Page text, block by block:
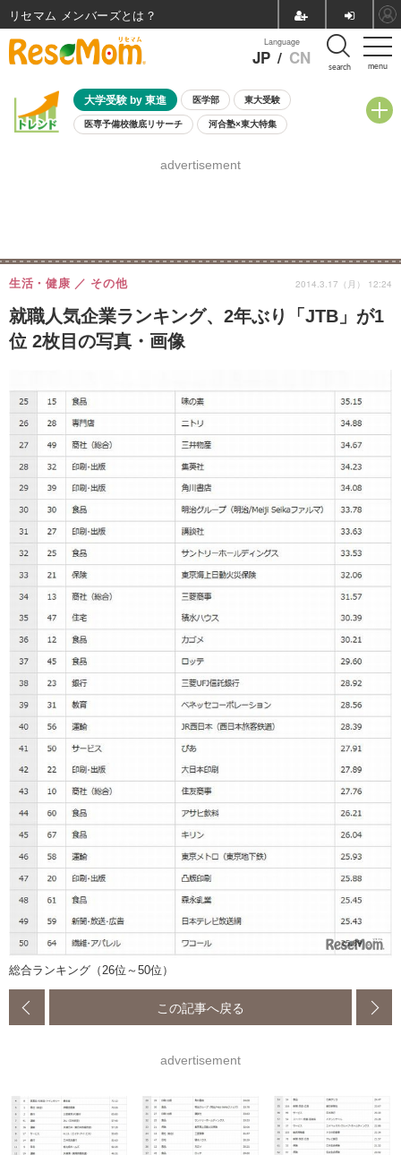
menu
Language
JP / CN search
大学受験 by 東進 医学部 東大受験
医専予備校徹底リサーチ 河合塾×東大特集
8月開催学校説明会・相談会
advertisement
就職人気企業ランキング、2年ぶり「JTB」が1
位 2枚目の写真・画像
生活・健康 その他 2014.3.17（月） 12:24
総合ランキング（26位～50位）
この記事へ戻る
advertisement
リセマム メンバーズ